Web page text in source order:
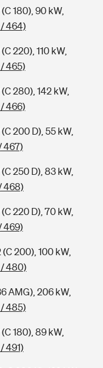
180), 90 kW,
464)
220), 110 kW,
465)
280), 142 kW,
466)
200 D), 55 kW,
467)
250 D), 83 kW,
468)
220 D), 70 kW,
469)
200), 100 kW,
480)
AMG), 206 kW,
485)
180), 89 kW,
491)